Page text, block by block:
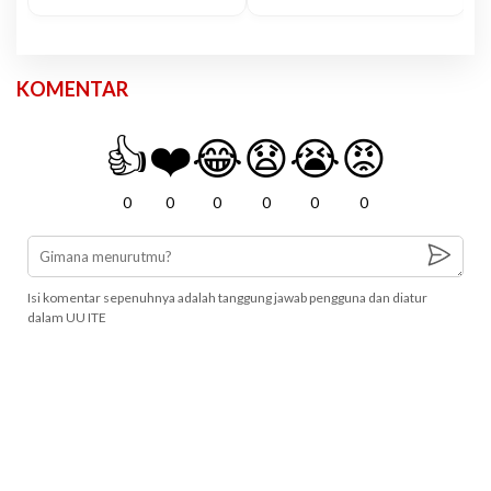
KOMENTAR
👍
0
❤️
0
😂
0
😧
0
😭
0
😡
0
Isi komentar sepenuhnya adalah tanggung jawab pengguna dan diatur
dalam UU ITE